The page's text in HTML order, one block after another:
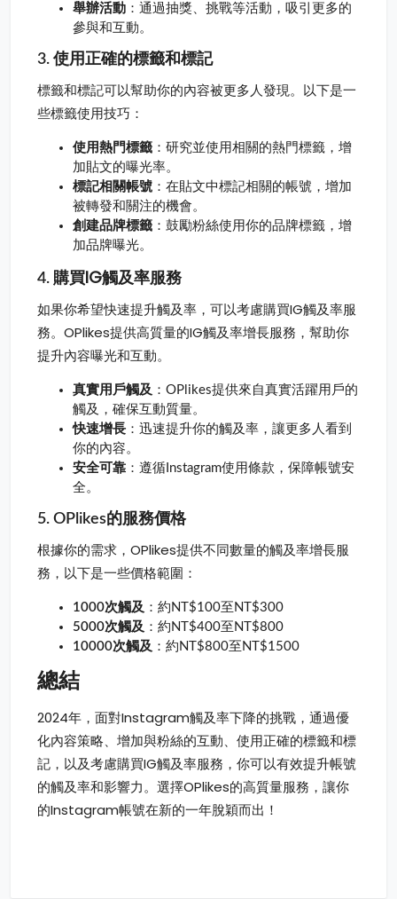
舉辦活動 ：通過抽獎、挑戰等活動，吸引更多的
參與和互動。
3. 使用正確的標籤和標記
標籤和標記可以幫助你的內容被更多人發現。以下是一
些標籤使用技巧：
使用熱門標籤 ：研究並使用相關的熱門標籤，增
加貼文的曝光率。
標記相關帳號 ：在貼文中標記相關的帳號，增加
被轉發和關注的機會。
創建品牌標籤 ：鼓勵粉絲使用你的品牌標籤，增
加品牌曝光。
4. 購買IG觸及率服務
如果你希望快速提升觸及率，可以考慮購買IG觸及率服
務。OPlikes提供高質量的IG觸及率增長服務，幫助你
提升內容曝光和互動。
真實用戶觸及 ：OPlikes提供來自真實活躍用戶的
觸及，確保互動質量。
快速增長 ：迅速提升你的觸及率，讓更多人看到
你的內容。
安全可靠 ：遵循Instagram使用條款，保障帳號安
全。
5. OPlikes的服務價格
根據你的需求，OPlikes提供不同數量的觸及率增長服
務，以下是一些價格範圍：
1000次觸及 ：約NT$100至NT$300
5000次觸及 ：約NT$400至NT$800
10000次觸及 ：約NT$800至NT$1500
總結
2024年，面對Instagram觸及率下降的挑戰，通過優
化內容策略、增加與粉絲的互動、使用正確的標籤和標
記，以及考慮購買IG觸及率服務，你可以有效提升帳號
的觸及率和影響力。選擇OPlikes的高質量服務，讓你
的Instagram帳號在新的一年脫穎而出！